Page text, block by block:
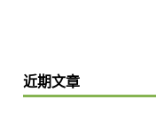
近期文章